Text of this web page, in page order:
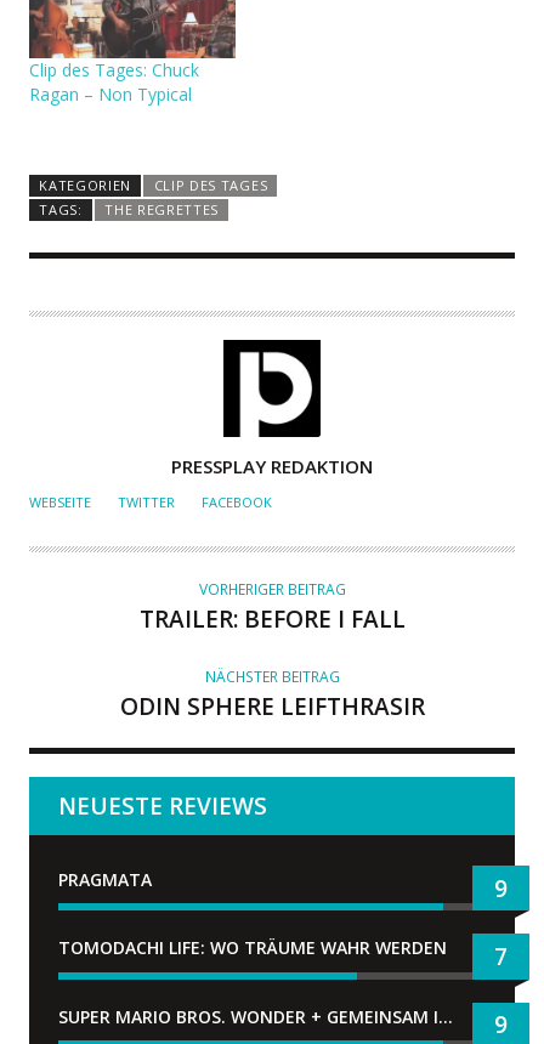
Clip des Tages: Chuck
Ragan – Non Typical
KATEGORIEN
CLIP DES TAGES
TAGS:
THE REGRETTES
U
O
PRESSPLAY REDAKTION
WEBSEITE TWITTER FACEBOOK
VORHERIGER BEITRAG
TRAILER: BEFORE I FALL
NÄCHSTER BEITRAG
ODIN SPHERE LEIFTHRASIR
NEUESTE REVIEWS
PRAGMATA 9
TOMODACHI LIFE: WO TRÄUME WAHR WERDEN 7
SUPER MARIO BROS. WONDER + GEMEINSAM IM BELLABEL-PARK 9